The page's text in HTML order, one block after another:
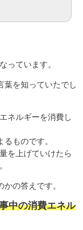
っています。
葉を知っていたでし
ネルギーを消費し
ものです。
を上げていけたら
の答えです。
中の消費エネル